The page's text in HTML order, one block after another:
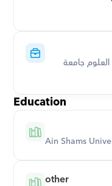
Education
Ain Shams
other